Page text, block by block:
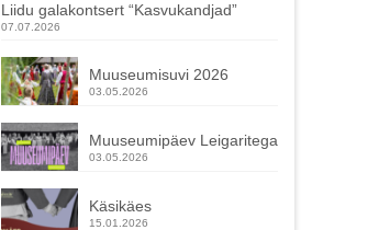
Liidu galakontsert “Kasvukandjad”
07.07.2026
Muuseumisuvi 2026
03.05.2026
Muuseumipäev Leigaritega
03.05.2026
Käsikäes
15.01.2026